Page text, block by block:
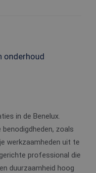
onderhoud
in de Benelux.
zoals
werkzaamheden uit te
professional die
duurzaamheid hoog